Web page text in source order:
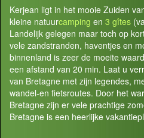
Kerjean ligt in het mooie Zuiden
kleine natuurcamping en 3 gîtes
Landelijk gelegen maar toch op
vele zandstranden, haventjes en
binnenland is zeer de moeite
een afstand van 20 min. Laat u
van Bretagne met zijn legendes,
wandel-en fietsroutes. Door het
Bretagne zijn er vele prachtige
Bretagne is een heerlijke